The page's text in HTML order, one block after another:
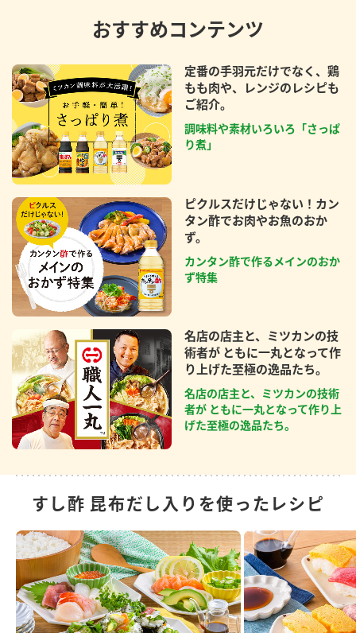
おすすめコンテンツ
定番の手羽元だけでなく、鶏
もも肉や、レンジのレシピも
ご紹介。
調味料や素材いろいろ「さっぱ
り煮」
ピクルスだけじゃない！カン
タン酢でお肉やお魚のおか
ず。
カンタン酢で作るメインのおか
ず特集
名店の店主と、ミツカンの技
術者が ともに一丸となって作
り上げた至極の逸品たち。
名店の店主と、ミツカンの技術
者が ともに一丸となって作り上
げた至極の逸品たち。
すし酢 昆布だし入りを使ったレシピ